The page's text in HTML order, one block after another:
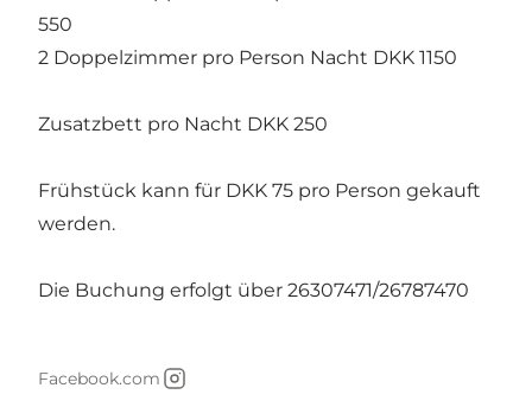
550
2 Doppelzimmer pro Person Nacht DKK 1150
Zusatzbett pro Nacht DKK 250
Frühstück kann für DKK 75 pro Person gekauft
werden.
Die Buchung erfolgt über 26307471/26787470
Facebook.com
Instagram